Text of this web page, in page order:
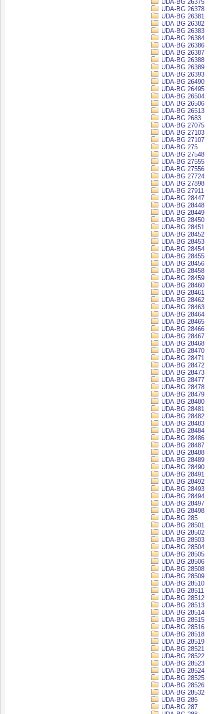
UDA-BG 26375
UDA-BG 26378
UDA-BG 26381
UDA-BG 26382
UDA-BG 26383
UDA-BG 26384
UDA-BG 26386
UDA-BG 26387
UDA-BG 26388
UDA-BG 26389
UDA-BG 26393
UDA-BG 26490
UDA-BG 26495
UDA-BG 26504
UDA-BG 26506
UDA-BG 26513
UDA-BG 2683
UDA-BG 27075
UDA-BG 27103
UDA-BG 27107
UDA-BG 275
UDA-BG 27548
UDA-BG 27555
UDA-BG 27556
UDA-BG 27724
UDA-BG 27898
UDA-BG 27911
UDA-BG 28447
UDA-BG 28448
UDA-BG 28449
UDA-BG 28450
UDA-BG 28451
UDA-BG 28452
UDA-BG 28453
UDA-BG 28454
UDA-BG 28455
UDA-BG 28456
UDA-BG 28458
UDA-BG 28459
UDA-BG 28460
UDA-BG 28461
UDA-BG 28462
UDA-BG 28463
UDA-BG 28464
UDA-BG 28465
UDA-BG 28466
UDA-BG 28467
UDA-BG 28468
UDA-BG 28470
UDA-BG 28471
UDA-BG 28472
UDA-BG 28473
UDA-BG 28477
UDA-BG 28478
UDA-BG 28479
UDA-BG 28480
UDA-BG 28481
UDA-BG 28482
UDA-BG 28483
UDA-BG 28484
UDA-BG 28486
UDA-BG 28487
UDA-BG 28488
UDA-BG 28489
UDA-BG 28490
UDA-BG 28491
UDA-BG 28492
UDA-BG 28493
UDA-BG 28494
UDA-BG 28497
UDA-BG 28498
UDA-BG 285
UDA-BG 28501
UDA-BG 28502
UDA-BG 28503
UDA-BG 28504
UDA-BG 28505
UDA-BG 28506
UDA-BG 28508
UDA-BG 28509
UDA-BG 28510
UDA-BG 28511
UDA-BG 28512
UDA-BG 28513
UDA-BG 28514
UDA-BG 28515
UDA-BG 28516
UDA-BG 28518
UDA-BG 28519
UDA-BG 28521
UDA-BG 28522
UDA-BG 28523
UDA-BG 28524
UDA-BG 28525
UDA-BG 28526
UDA-BG 28532
UDA-BG 286
UDA-BG 287